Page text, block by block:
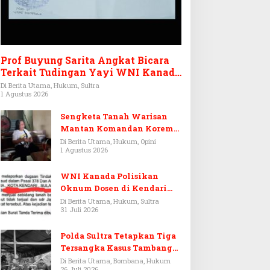
Prof Buyung Sarita Angkat Bicara
Terkait Tudingan Yayi WNI Kanada
Ditagih Utang Rp3,6 Miliar
Di Berita Utama, Hukum, Sultra
1 Agustus 2026
Sengketa Tanah Warisan
Mantan Komandan Korem
143/HO, Ketika Warisan
Menjadi Arena Pemerasan
Di Berita Utama, Hukum, Opini
1 Agustus 2026
WNI Kanada Polisikan
Oknum Dosen di Kendari
Terkait Aset Puluhan Miliar
Di Berita Utama, Hukum, Sultra
31 Juli 2026
Polda Sultra Tetapkan Tiga
Tersangka Kasus Tambang
Emas Ilegal di Bombana
Di Berita Utama, Bombana, Hukum